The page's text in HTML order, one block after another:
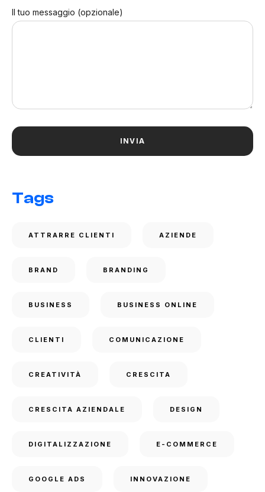
Il tuo messaggio (opzionale)
Tags
ATTRARRE CLIENTI AZIENDE
BRAND BRANDING
BUSINESS BUSINESS ONLINE
CLIENTI COMUNICAZIONE
CREATIVITÀ CRESCITA
CRESCITA AZIENDALE DESIGN
DIGITALIZZAZIONE E-COMMERCE
GOOGLE ADS INNOVAZIONE